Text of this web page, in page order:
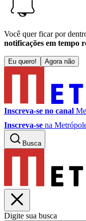
Você quer ficar por
notificações em tempo
Eu quero! Agora não
Inscreva-se no canal
Inscreva-se na
Busca
Digite sua busca